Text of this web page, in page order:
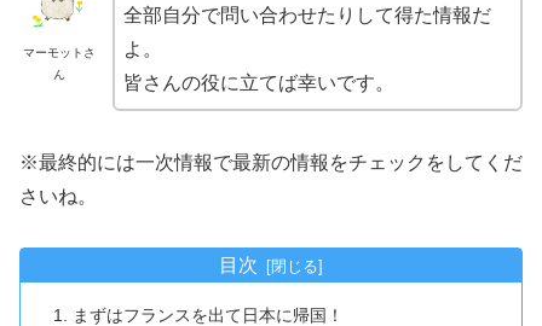
マーモットさ
ん
全部自分で問い合わせたりして得た情報だ
よ。
皆さんの役に立てば幸いです。
※最終的には一次情報で最新の情報をチェックをしてくだ
さいね。
目次
まずはフランスを出て日本に帰国！